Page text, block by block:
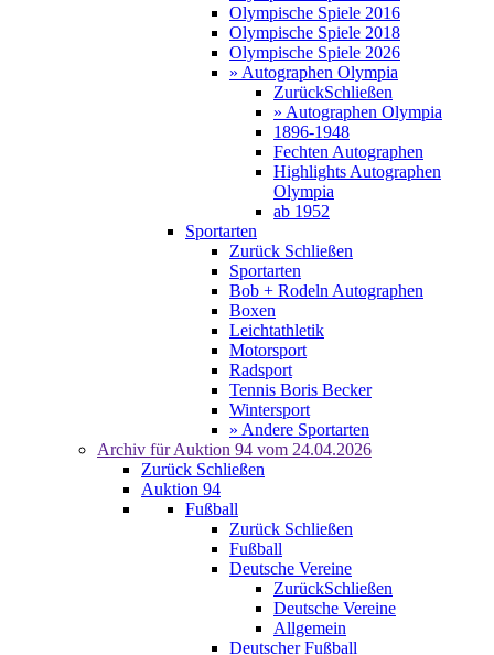
Olympische Spiele 2016
Olympische Spiele 2018
Olympische Spiele 2026
» Autographen Olympia
ZurückSchließen
» Autographen Olympia
1896-1948
Fechten Autographen
Highlights Autographen
Olympia
ab 1952
Sportarten
Zurück Schließen
Sportarten
Bob + Rodeln Autographen
Boxen
Leichtathletik
Motorsport
Radsport
Tennis Boris Becker
Wintersport
» Andere Sportarten
Archiv für Auktion 94 vom 24.04.2026
Zurück Schließen
Auktion 94
Fußball
Zurück Schließen
Fußball
Deutsche Vereine
ZurückSchließen
Deutsche Vereine
Allgemein
Deutscher Fußball